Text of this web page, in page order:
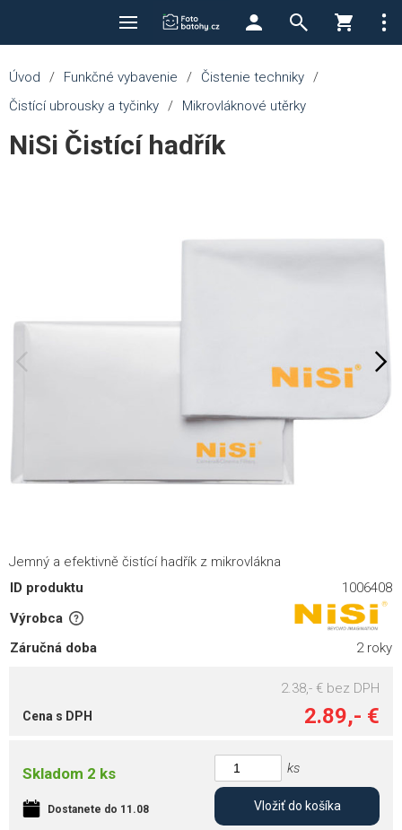
Úvod / Funkčné vybavenie / Čistenie techniky /
Čistící ubrousky a tyčinky / Mikrovláknové utěrky
NiSi Čistící hadřík
Jemný a efektivně čistící hadřík z mikrovlákna
ID produktu
1006408
Výrobca
Záručná doba
2 roky
2.38,- € bez DPH
2.89,- €
Cena s DPH
Skladom 2 ks
Dostanete do 11.08
ks
Vložiť do košíka